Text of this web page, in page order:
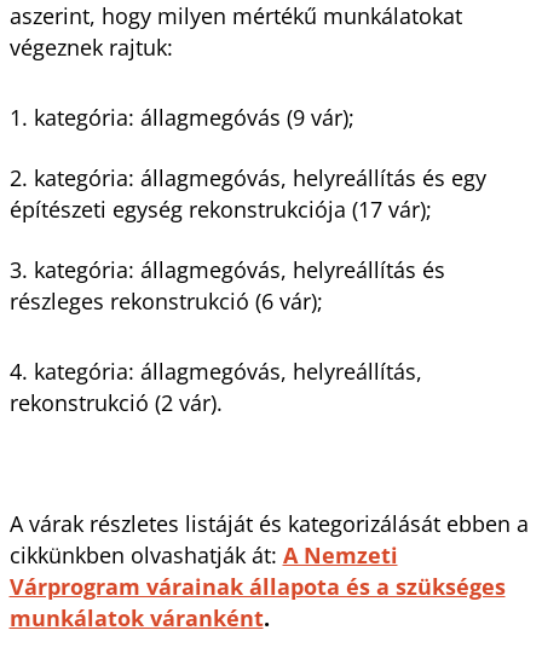
aszerint, hogy milyen mértékű munkálatokat
végeznek rajtuk:
1. kategória: állagmegóvás (9 vár);
2. kategória: állagmegóvás, helyreállítás és egy
építészeti egység rekonstrukciója (17 vár);
3. kategória: állagmegóvás, helyreállítás és
részleges rekonstrukció (6 vár);
4. kategória: állagmegóvás, helyreállítás,
rekonstrukció (2 vár).
A várak részletes listáját és kategorizálását ebben a
cikkünkben olvashatják át: A Nemzeti
Várprogram várainak állapota és a szükséges
munkálatok váranként.